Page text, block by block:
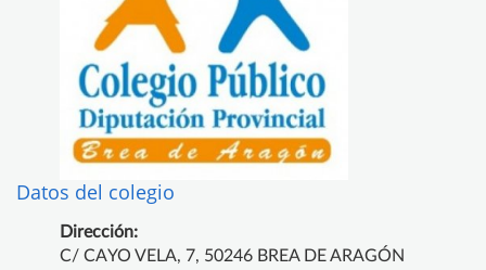
Datos del colegio
Dirección:
C/ CAYO VELA, 7, 50246 BREA DE ARAGÓN